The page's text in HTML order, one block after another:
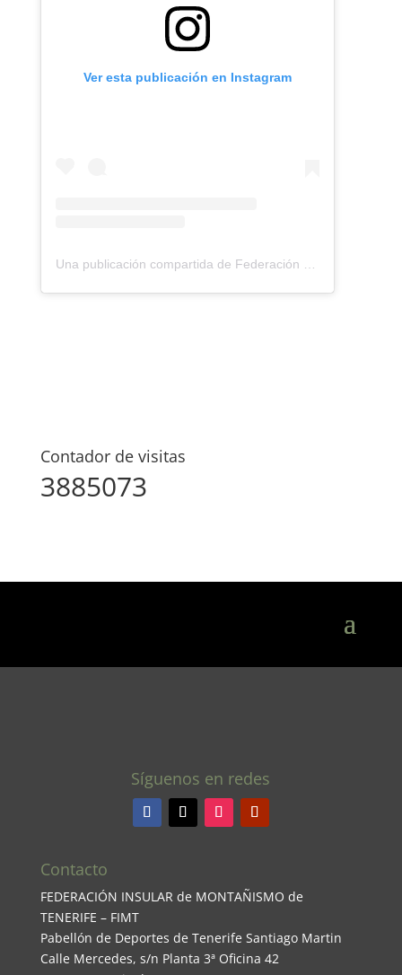
Ver esta publicación en Instagram
Una publicación compartida de Federación Montañismo Tenerife (@federacion_montanismo_tenerife)
Contador de visitas
3885073
Síguenos en redes
Contacto
FEDERACIÓN INSULAR de MONTAÑISMO de
TENERIFE – FIMT
Pabellón de Deportes de Tenerife Santiago Martin
Calle Mercedes, s/n Planta 3ª Oficina 42